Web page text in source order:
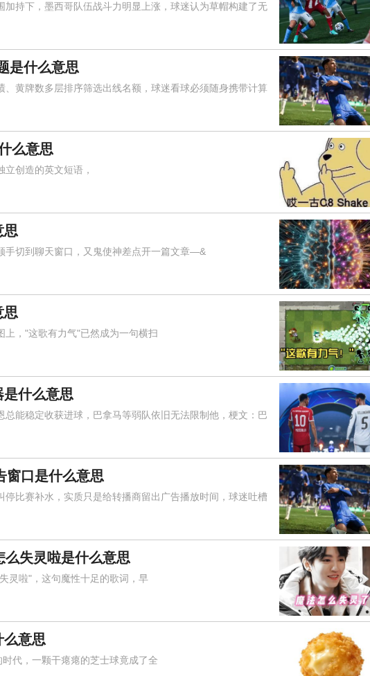
持下，墨西哥队伍战斗力明显上涨，球迷认为草帽构建了无
是什么意思
黄牌数多层排序筛选出线名额，球迷看球必须随身携带计算
么意思
创造的英文短语，
思
切到聊天窗口，又鬼使神差点开一篇文章—&
思
，"这歌有力气"已然成为一句横扫
是什么意思
能稳定收获进球，巴拿马等弱队依旧无法限制他，梗文：巴
窗口是什么意思
比赛补水，实质只是给转播商留出广告播放时间，球迷吐槽
失灵啦是什么意思
啦"，这句魔性十足的歌词，早
么意思
，一颗干瘪瘪的芝士球竟成了全